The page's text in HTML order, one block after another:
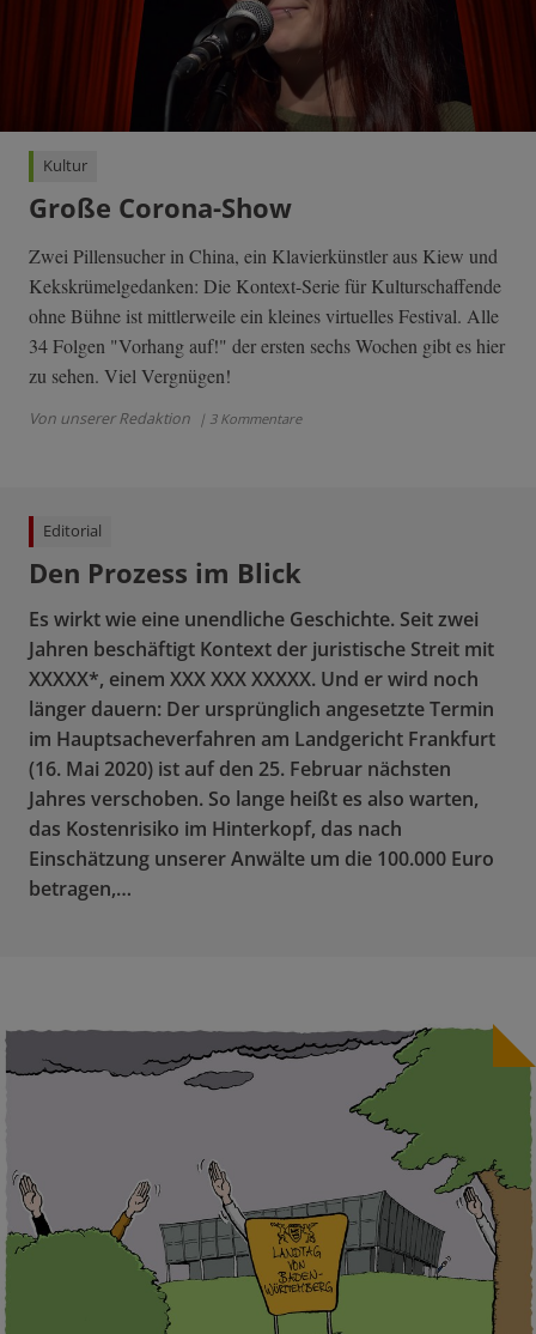
Kultur
Große Corona-Show
Zwei Pillensucher in China, ein Klavierkünstler aus Kiew und
Kekskrümelgedanken: Die Kontext-Serie für Kulturschaffende
ohne Bühne ist mittlerweile ein kleines virtuelles Festival. Alle
34 Folgen "Vorhang auf!" der ersten sechs Wochen gibt es hier
zu sehen. Viel Vergnügen!
Von unserer Redaktion | 3 Kommentare
Editorial
Den Prozess im Blick
Es wirkt wie eine unendliche Geschichte. Seit zwei
Jahren beschäftigt Kontext der juristische Streit mit
XXXXX*, einem XXX XXX XXXXX. Und er wird noch
länger dauern: Der ursprünglich angesetzte Termin
im Hauptsacheverfahren am Landgericht Frankfurt
(16. Mai 2020) ist auf den 25. Februar nächsten
Jahres verschoben. So lange heißt es also warten,
das Kostenrisiko im Hinterkopf, das nach
Einschätzung unserer Anwälte um die 100.000 Euro
betragen,…